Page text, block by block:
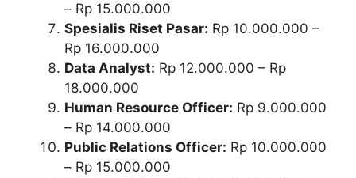
– Rp 15.000.000
Spesialis Riset Pasar: Rp 10.000.000 –
Rp 16.000.000
Data Analyst: Rp 12.000.000 – Rp
18.000.000
Human Resource Officer: Rp 9.000.000
– Rp 14.000.000
Public Relations Officer: Rp 10.000.000
– Rp 15.000.000